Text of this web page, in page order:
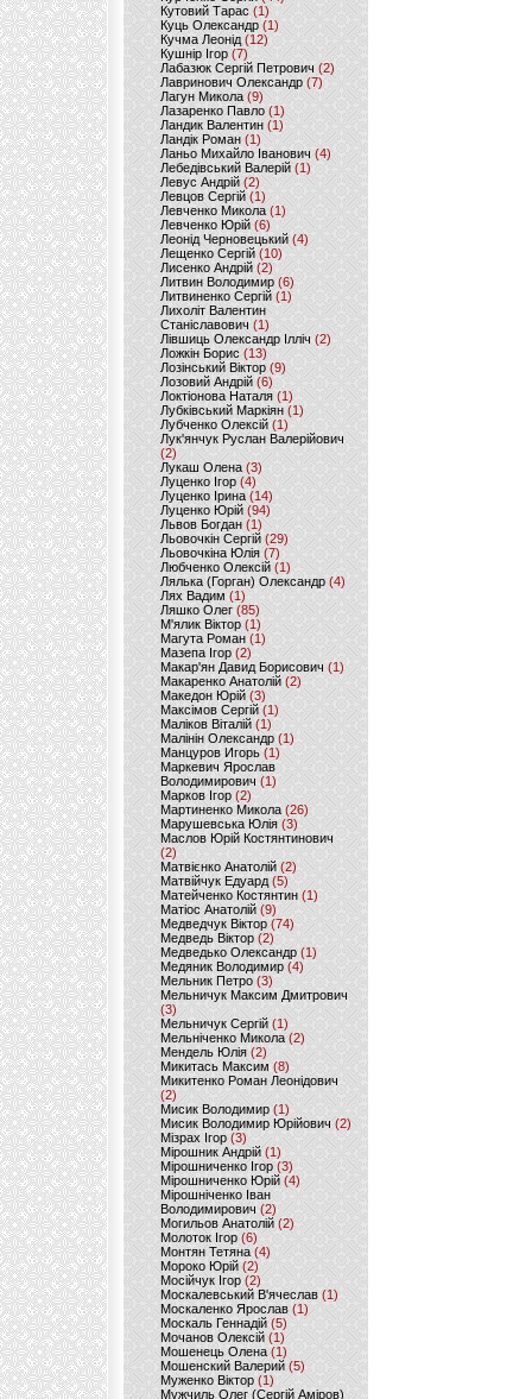
Кутовий Тарас (1)
Куць Олександр (1)
Кучма Леонід (12)
Кушнір Ігор(7)
Лабазюк Сергій Петрович (2)
Лавринович Олександр(7)
Лагун Микола(9)
Лазаренко Павло (1)
Ландик Валентин (1)
Ландік Роман (1)
Ланьо Михайло Іванович(4)
Лебедівський Валерій(1)
Левус Андрій(2)
Левцов Сергій (1)
Левченко Микола (1)
Левченко Юрій (6)
Леонід Черновецький (4)
Лещенко Сергій (10)
Лисенко Андрій (2)
Литвин Володимир (6)
Литвиненко Сергій (1)
Лихоліт Валентин
Станіславович (1)
Лівшиць Олександр Ілліч (2)
Ложкін Борис(13)
Лозінський Віктор(9)
Лозовий Андрій (6)
Локтіонова Наталя (1)
Лубківський Маркіян(1)
Лубченко Олексій (1)
Лук'янчук Руслан Валерійович
(2)
Лукаш Олена (3)
Луценко Ігор (4)
Луценко Ірина (14)
Луценко Юрій (94)
Львов Богдан (1)
Льовочкін Сергій (29)
Льовочкіна Юлія(7)
Любченко Олексій(1)
Лялька (Горган) Олександр(4)
Лях Вадим (1)
Ляшко Олег (85)
М'ялик Віктор(1)
Магута Роман(1)
Мазепа Ігор (2)
Макар'ян Давид Борисович(1)
Макаренко Анатолій (2)
Македон Юрій(3)
Максімов Сергій (1)
Маліков Віталій (1)
Малінін Олександр (1)
Манцуров Игорь (1)
Маркевич Ярослав
Володимирович (1)
Марков Ігор (2)
Мартиненко Микола (26)
Марушевська Юлія (3)
Маслов Юрій Костянтинович
(2)
Матвієнко Анатолій (2)
Матвійчук Едуард(5)
Матейченко Костянтин (1)
Матіос Анатолій (9)
Медведчук Віктор(74)
Медведь Віктор (2)
Медведько Олександр (1)
Медяник Володимир(4)
Мельник Петро (3)
Мельничук Максим Дмитрович
(3)
Мельничук Сергій (1)
Мельніченко Микола (2)
Мендель Юлія (2)
Микитась Максим (8)
Микитенко Роман Леонідович
(2)
Мисик Володимир (1)
Мисик Володимир Юрійович(2)
Мізрах Ігор(3)
Мірошник Андрій(1)
Мірошниченко Ігор (3)
Мірошниченко Юрій(4)
Мірошніченко Іван
Володимирович (2)
Могильов Анатолій (2)
Молоток Ігор (6)
Монтян Тетяна (4)
Мороко Юрій(2)
Мосійчук Ігор (2)
Москалевський В'ячеслав (1)
Москаленко Ярослав (1)
Москаль Геннадій (5)
Мочанов Олексій(1)
Мошенець Олена(1)
Мошенский Валерий (5)
Муженко Віктор (1)
Мужчиль Олег (Сергій Аміров)